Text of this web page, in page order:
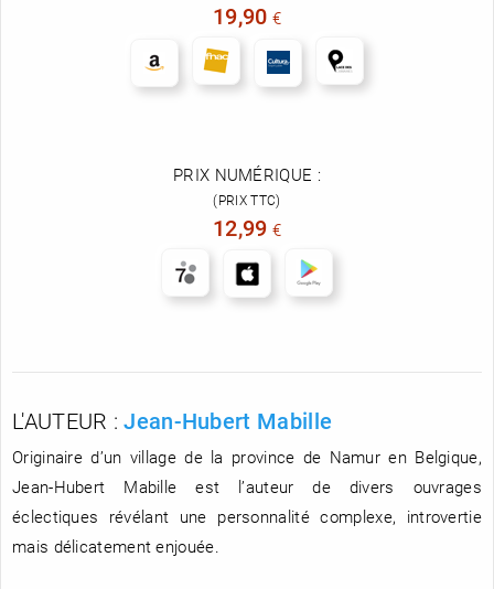
19,90 €
PRIX NUMÉRIQUE :
(PRIX TTC)
12,99 €
L'AUTEUR :Jean-Hubert Mabille
Originaire d’un village de la province de Namur en Belgique,
Jean-Hubert Mabille est l’auteur de divers ouvrages
éclectiques révélant une personnalité complexe, introvertie
mais délicatement enjouée.